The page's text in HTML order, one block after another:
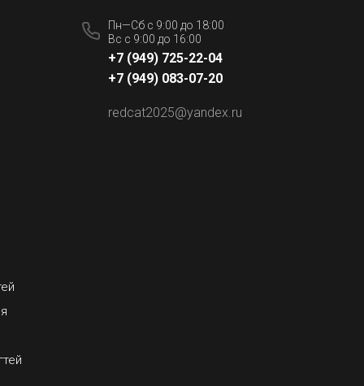
Пн—Сб с 9:00 до 18:00
Вс с 9:00 до 16:00
+7 (949) 725-22-04
+7 (949) 083-07-20
redcat2025@yandex.ru